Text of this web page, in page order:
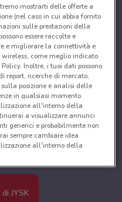
JYSK
mostrarti delle offerte a
(nel caso in cui abbia fornito
sulle prestazioni della
essere raccolte e
e migliorare la connettività e
come meglio indicato
Inoltre, i tuoi dati possono
report, ricerche di mercato,
posizione e analisi delle
in qualsiasi momento
all'interno della
a visualizzare annunci
generici e probabilmente non
sempre cambiare idea
all'interno della
dati per fornire:
Scansione attiva delle
Archiviare